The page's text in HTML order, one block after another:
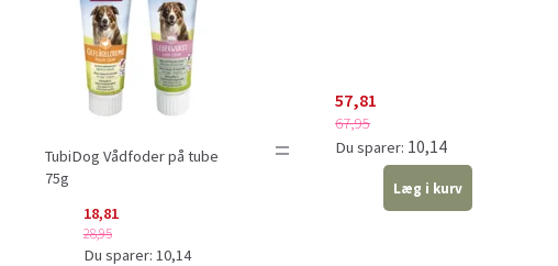
TubiDog Vådfoder på tube
75g
18,81
28,95
Du sparer: 10,14
=
57,81
67,95
Du sparer: 10,14
Læg i kurv